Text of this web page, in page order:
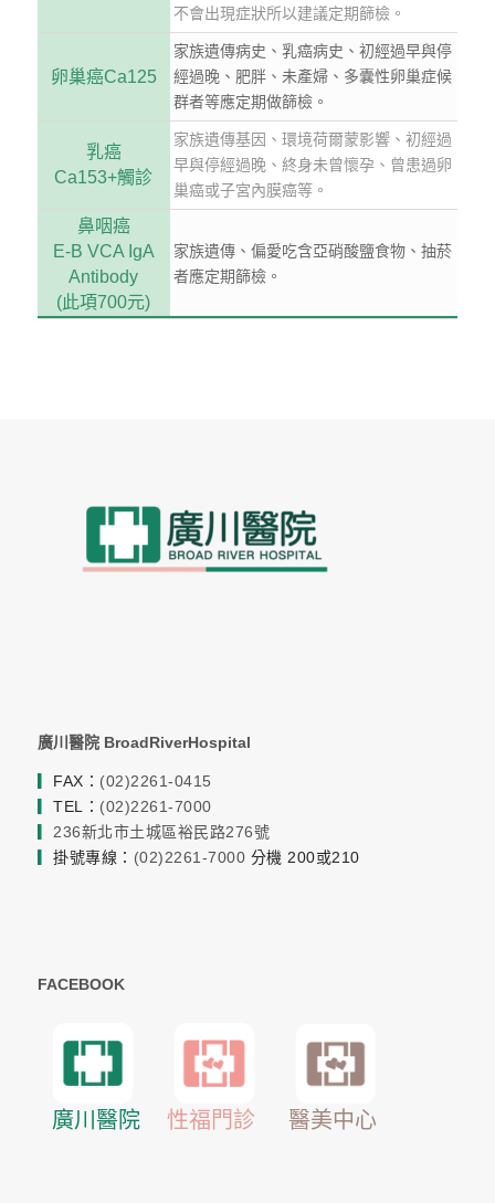
不會出現症狀所以建議定期篩檢。
卵巢癌Ca125
家族遺傳病史、乳癌病史、初經過早與停
經過晚、肥胖、未產婦、多囊性卵巢症候
群者等應定期做篩檢。
乳癌
Ca153+觸診
家族遺傳基因、環境荷爾蒙影響、初經過
早與停經過晚、終身未曾懷孕、曾患過卵
巢癌或子宮內膜癌等。
鼻咽癌
E-B VCA IgA
Antibody
(此項700元)
家族遺傳、偏愛吃含亞硝酸鹽食物、抽菸
者應定期篩檢。
廣川醫院 BroadRiverHospital
FAX： (02)2261-0415
▎TEL： (02)2261-7000
236新北市土城區裕民路276號
▎掛號專線： (02)2261-7000 分機 200或210
FACEBOOK
廣川醫院 性福門診 醫美中心